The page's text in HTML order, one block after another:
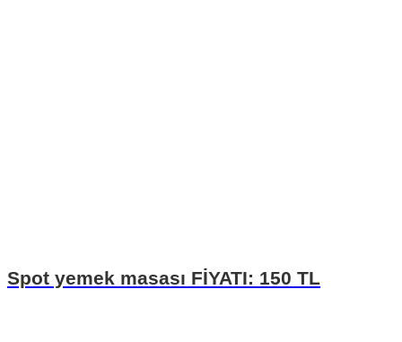
Spot yemek masası FİYATI: 150 TL